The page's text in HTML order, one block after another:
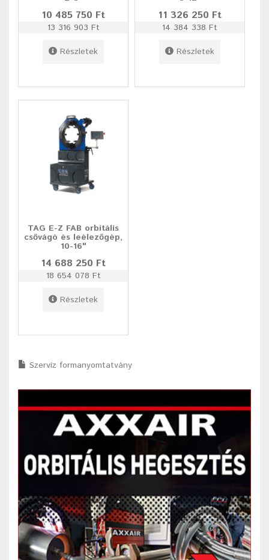
10 485 750 Ft
13 316 903 Ft
Részletek
11 326 250 Ft
14 384 338 Ft
Részletek
TAG E-Z FAB orbitális
csővágó és leélezőgép,
10-16"
14 688 250 Ft
18 654 078 Ft
Részletek
Szervíz formanyomtatvány